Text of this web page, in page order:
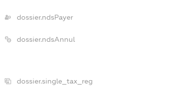
dossier.ndsPayer
dossier.ndsAnnul
dossier.single_tax_reg